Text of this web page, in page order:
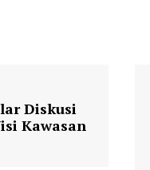
Diskusi
Kawasan